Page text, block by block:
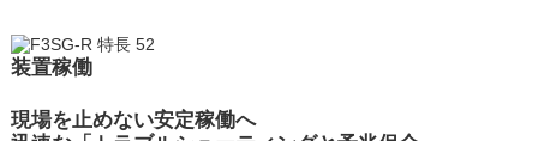
装置稼働
現場を止めない安定稼働へ